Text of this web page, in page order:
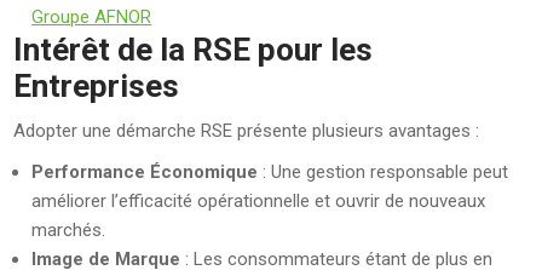
Groupe AFNOR
Intérêt de la RSE pour les
Entreprises
Adopter une démarche RSE présente plusieurs avantages :
Performance Économique : Une gestion responsable peut
améliorer l’efficacité opérationnelle et ouvrir de nouveaux
marchés.
Image de Marque : Les consommateurs étant de plus en